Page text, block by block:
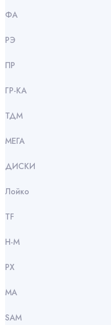
ФА
РЭ
ПР
ГР-КА
ТДМ
МЕГА
ДИСКИ
Лойко
TF
Н-М
РХ
МА
SАМ